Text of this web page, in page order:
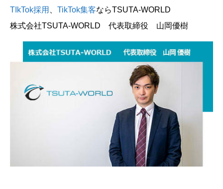
TIkTok採用 TikTok集客ならTSUTA-WORLD
株式会社TSUTA-WORLD 代表取締役 山岡優樹